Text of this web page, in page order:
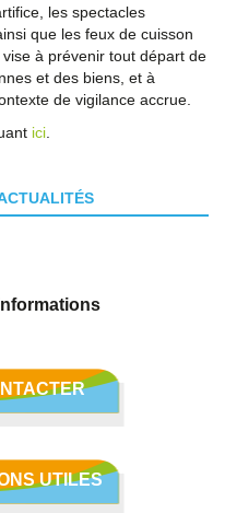
les spectacles
que les feux de cuisson
à prévenir tout départ de
et des biens, et à
de vigilance accrue.
ici
UTILES